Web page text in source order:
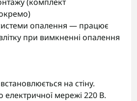
опалення — працює
при вимкненні опалення
на стіну.
мережі 220 В.